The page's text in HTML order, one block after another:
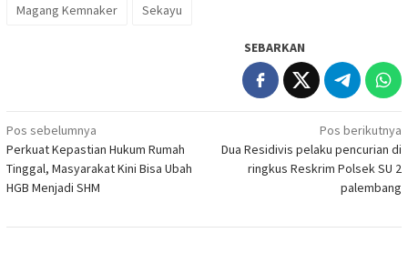
Magang Kemnaker
Sekayu
SEBARKAN
Navigasi
pos
Pos sebelumnya
Perkuat Kepastian Hukum Rumah
Tinggal, Masyarakat Kini Bisa Ubah
HGB Menjadi SHM
Pos berikutnya
Dua Residivis pelaku pencurian di
ringkus Reskrim Polsek SU 2
palembang